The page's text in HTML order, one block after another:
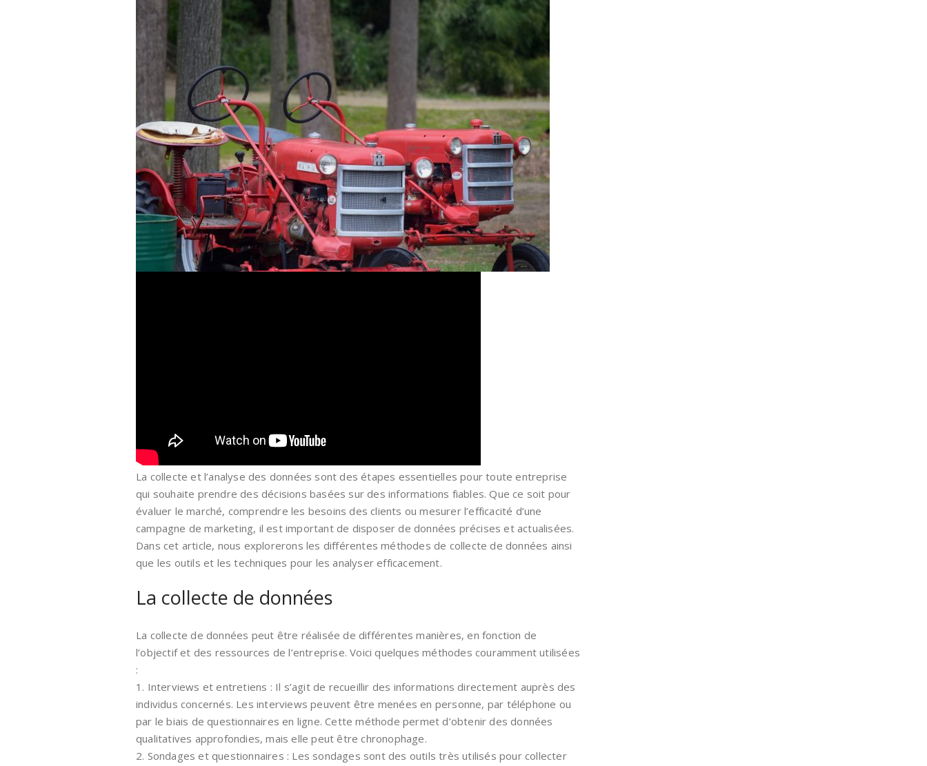
La collecte et l’analyse des données sont des étapes essentielles pour toute entreprise
qui souhaite prendre des décisions basées sur des informations fiables. Que ce soit pour
évaluer le marché, comprendre les besoins des clients ou mesurer l’efficacité d’une
campagne de marketing, il est important de disposer de données précises et actualisées.
Dans cet article, nous explorerons les différentes méthodes de collecte de données ainsi
que les outils et les techniques pour les analyser efficacement.
La collecte de données
La collecte de données peut être réalisée de différentes manières, en fonction de
l’objectif et des ressources de l’entreprise. Voici quelques méthodes couramment utilisées
:
1. Interviews et entretiens : Il s’agit de recueillir des informations directement auprès des
individus concernés. Les interviews peuvent être menées en personne, par téléphone ou
par le biais de questionnaires en ligne. Cette méthode permet d’obtenir des données
qualitatives approfondies, mais elle peut être chronophage.
2. Sondages et questionnaires : Les sondages sont des outils très utilisés pour collecter